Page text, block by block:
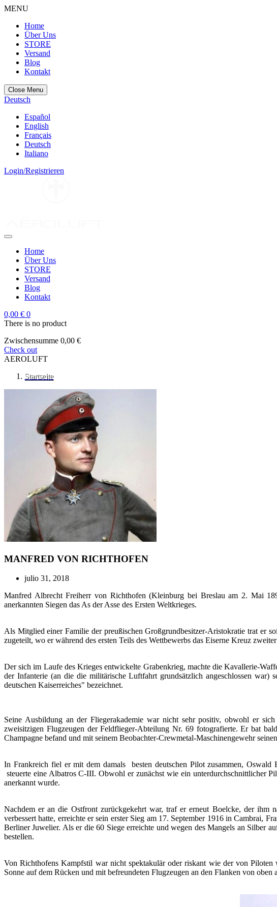
MENU
Home
Über Uns
STORE
Versand
Blog
Kontakt
Close Menu
Deutsch
Español
English
Français
Deutsch
Italiano
Login/Registrieren
Home
Über Uns
STORE
Versand
Blog
Kontakt
0,00 € 0
There is no product
Zwischensumme 0,00 €
Check out
AEROLUFT
Startseite
MANFRED VON RICHTHOFEN
julio 31, 2018
Manfred Albrecht Freiherr von Richthofen (Kleinburg bei Breslau am 2. Mai
anerkannten Siegen das As der Asse des Ersten Weltkrieges.
Als Mitglied einer Familie der preußischen Großgrundbesitzer-Aristokratie trat er
zugeteilt, wo er während des ersten Teils des Wettbewerbs das Eiserne Kreuz
Der sich im Laufe des Krieges entwickelte Grabenkrieg, machte die Kavallerie-
der Infanterie (an die die militärische Luftfahrt grundsätzlich angeschlossen war)
deutschen Kaiserreiches" bezeichnet.
Seine Ausbildung an der Fliegerakademie war nicht sehr positiv, obwohl er
zweisitzigen Flugzeugen der Feldflieger-Abteilung Nr. 69 fotografierte. Er bat
Champagne befand und mit seinem Beobachter-Crewmetal-Maschinengewehr
In Frankreich fiel er mit dem damals
besten deutschen Pilot zusammen,
steuerte eine Albatros C-III. Obwohl er zunächst wie ein unterdurchschnittlicher
anerkannt wurde.
Nachdem er an die Ostfront zurückgekehrt war, traf er erneut Boelcke, der ihm
verbessert hatte, erreichte er sein erster Sieg am 17. September 1916 in Cambrai,
Berliner Juwelier. Als er die 60 Siege erreichte und wegen des Mangels an Silber
bestellen.
Von Richthofens Kampfstil war nicht spektakulär oder riskant wie der von
Sonne auf dem Rücken und mit befreundeten Flugzeugen an den Flanken von